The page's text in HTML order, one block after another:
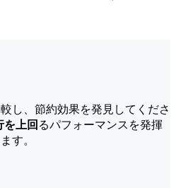
し、節約効果を発見してくださ
を上回るパフォーマンスを発揮
す。